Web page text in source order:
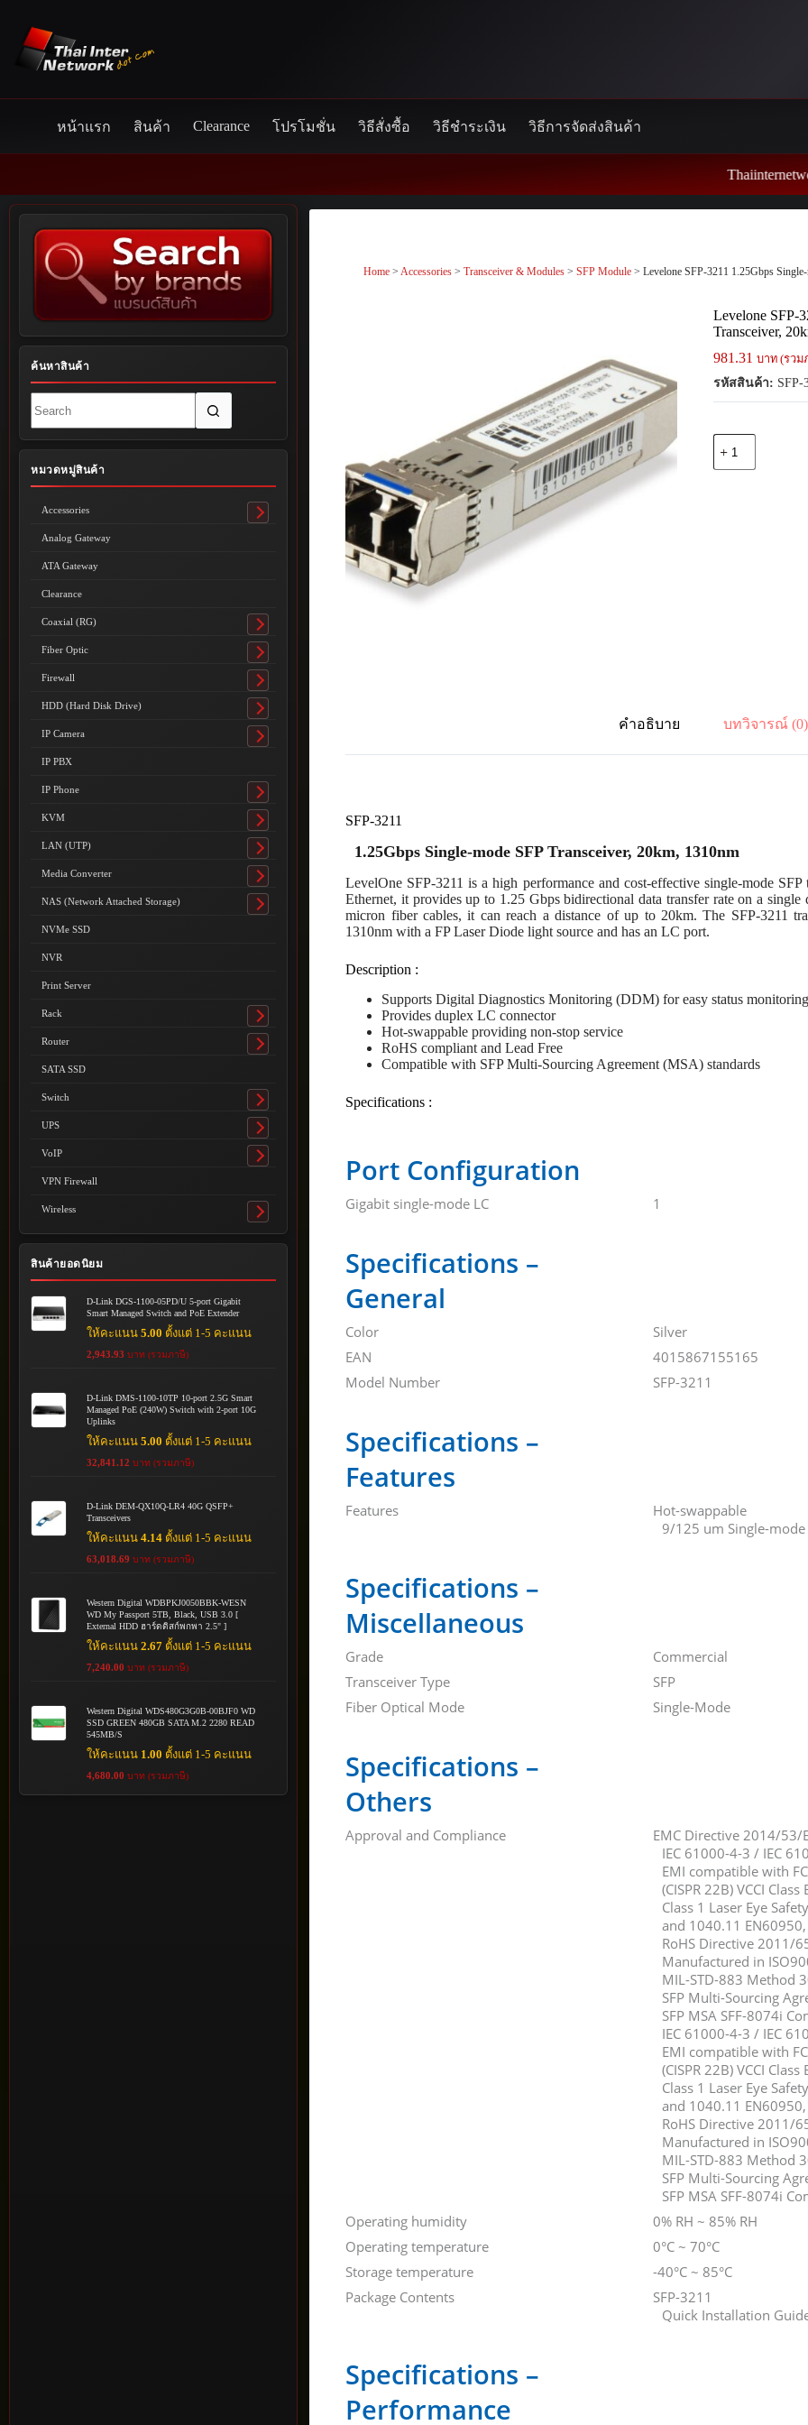
content
หน้าแรก สินค้า Clearance โปรโมชั่น วิธีสั่งซื้อ วิธีชำระเงิน วิธีการจัดส่งสินค้า
Thaiinternetwork ศูนย์รวม
Home >Accessories >Transceiver & Modules >SFP Module > Levelone SFP-3211 1.25Gbps
Levelone SFP-
Transceiver,
981.31 บาท (รวม
รหัสสินค้า: SFP-
คำอธิบาย บทวิจารณ์ (0)
SFP-3211
1.25Gbps Single-mode SFP Transceiver, 20km, 1310nm
LevelOne SFP-3211 is a high performance and cost-effective single-mode
Ethernet, it provides up to 1.25 Gbps bidirectional data transfer rate on a
micron fiber cables, it can reach a distance of up to 20km. The SFP-3211
1310nm with a FP Laser Diode light source and has an LC port.
Description :
Supports Digital Diagnostics Monitoring (DDM) for easy status monitoring
Provides duplex LC connector
Hot-swappable providing non-stop service
RoHS compliant and Lead Free
Compatible with SFP Multi-Sourcing Agreement (MSA) standards
Specifications :
Port Configuration
Gigabit single-mode LC 1
Specifications –
General
Color
Silver
EAN
4015867155165
Model Number
SFP-3211
Specifications –
Features
Features
Hot-swappable
9/125 um Single-
Specifications –
Miscellaneous
Grade
Commercial
Transceiver Type
SFP
Fiber Optical Mode
Single-Mode
Specifications –
Others
Approval and Compliance
EMC Directive 2014/53/
IEC 61000-4-3 / IEC
EMI compatible with
(CISPR 22B) VCCI Class
Class 1 Laser Eye
and 1040.11 EN60950,
RoHS Directive 2011/
Manufactured in
MIL-STD-883 Method
SFP Multi-Sourcing
SFP MSA SFF-8074i
IEC 61000-4-3 / IEC
EMI compatible with
(CISPR 22B) VCCI Class
Class 1 Laser Eye
and 1040.11 EN60950,
RoHS Directive 2011/
Manufactured in
MIL-STD-883 Method
SFP Multi-Sourcing
SFP MSA SFF-8074i
Operating humidity
0% RH ~ 85% RH
Operating temperature
0°C ~ 70°C
Storage temperature
-40°C ~ 85°C
Package Contents
SFP-3211
Quick Installation
Specifications –
Performance
ค้นหาสินค้า
results
หมวดหมู่สินค้า
Accessories
Toggle
Analog Gateway
ATA Gateway
Clearance
Coaxial (RG)
Toggle
submenu
Fiber Optic
Toggle
submenu
Firewall
Toggle
submenu
HDD (Hard Disk Drive)
Toggle
submenu
IP Camera
Toggle
IP PBX
IP Phone
Toggle
submenu
KVM
Toggle
submenu
LAN (UTP)
Toggle
submenu
Media Converter
Toggle
submenu
NAS (Network Attached Storage)
Toggle
NVMe SSD
NVR
Print Server
Rack
Toggle
submenu
Router
Toggle
SATA SSD
Switch
Toggle
submenu
UPS
Toggle
submenu
VoIP
Toggle
VPN Firewall
Wireless
Toggle
submenu
สินค้ายอดนิยม
D-Link DGS-1100-05PD/U 5-port Gigabit
Smart Managed Switch and PoE Extender
ให้คะแนน5.00 ตั้งแต่ 1-5 คะแนน
2,943.93 บาท (รวมภาษี)
D-Link DMS-1100-10TP 10-port 2.5G Smart
Managed PoE (240W) Switch with 2-port 10G
Uplinks
ให้คะแนน5.00 ตั้งแต่ 1-5 คะแนน
32,841.12 บาท (รวมภาษี)
D-Link DEM-QX10Q-LR4 40G QSFP+
Transceivers
ให้คะแนน4.14 ตั้งแต่ 1-5 คะแนน
63,018.69 บาท (รวมภาษี)
Western Digital WDBPKJ0050BBK-WESN
WD My Passport 5TB, Black, USB 3.0 [
External HDD ฮาร์ดดิสก์พกพา 2.5" ]
ให้คะแนน2.67 ตั้งแต่ 1-5 คะแนน
7,240.00 บาท (รวมภาษี)
Western Digital WDS480G3G0B-00BJF0 WD
SSD GREEN 480GB SATA M.2 2280 READ
545MB/S
ให้คะแนน 1.00 ตั้งแต่ 1-5 คะแนน
4,680.00 บาท (รวมภาษี)